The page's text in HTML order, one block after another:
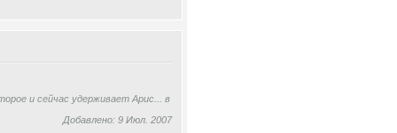
и сейчас удерживает Арис... в
Добавлено: 9 Июл. 2007